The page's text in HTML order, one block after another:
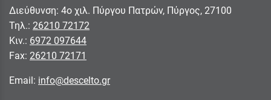
Διεύθυνση: 4ο χιλ. Πύργου Πατρών, Πύργος, 27100
Τηλ.: 26210 72172
Κιν.: 6972 097644
Fax: 26210 72171
Email: info@descelto.gr